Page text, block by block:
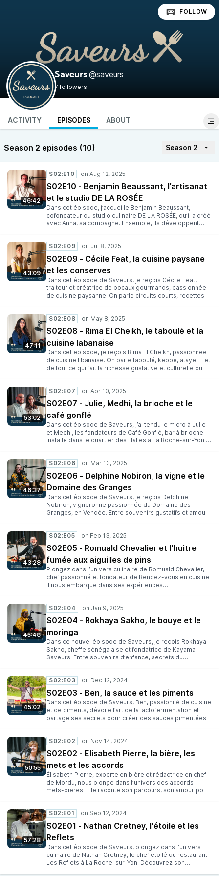
Saveurs @saveurs
7 followers
FOLLOW
ACTIVITY EPISODES ABOUT
Season 2 episodes (10) Season 2
46:42
S02:E10
S02E10 - Benjamin Beaussant, l’artisanat
et le studio DE LA ROSÉE
Dans cet épisode, j’accueille Benjamin Beaussant,
cofondateur du studio culinaire DE LA ROSÉE, qu’il a créé
avec Anna, sa compagne. Ensemble, ils développent
en scène photo et vidéo de recettes pour des marques,
chefs ou producteurs. Un duo inspirant, entre passion,
créativité, et quête de sens.
43:09
S02:E09
S02E09 - Cécile Feat, la cuisine paysane
et les conserves
Dans cet épisode de Saveurs, je reçois Cécile Feat,
traiteur et créatrice de bocaux gourmands, passionnée
de cuisine paysanne. On parle circuits courts, recettes
dans le terroir vendéen !
47:11
S02:E08
S02E08 - Rima El Cheikh, le taboulé et la
cuisine labanaise
Dans cet épisode, je reçois Rima El Cheikh, passionnée
de cuisine libanaise. On parle taboulé, kebbe, atayef… et
de tout ce qui fait la richesse gustative et culturelle du
culinaire.
53:02
S02:E07
S02E07 - Julie, Medhi, la brioche et le
café gonflé
Dans cet épisode de Saveurs, j’ai tendu le micro à Julie
et Medhi, les fondateurs de Café Gonflé, bar à brioche
installé dans le quartier des Halles à La Roche-sur-Yon.
spécialité. Une rencontre moelleuse, audacieuse… et
ultra gourmande !
46:37
S02:E06
S02E06 - Delphine Nobiron, la vigne et le
Domaine des Granges
Dans cet épisode de Saveurs, je reçois Delphine
Nobiron, vigneronne passionnée du Domaine des
Granges, en Vendée. Entre souvenirs gustatifs et amour
aux accords mets-vins en passant par les vendanges et
la transmission, cet épisode célèbre la passion du vin et
la richesse d’un terroir iodé. À vos papilles !
43:28
S02:E05
S02E05 - Romuald Chevalier et l'huitre
fumée aux aiguilles de pins
Plongez dans l’univers culinaire de Romuald Chevalier,
chef passionné et fondateur de Rendez-vous en cuisine.
Il nous embarque dans ses expériences
le terroir vendéen. Entre souvenirs d’enfance et
transmission du goût, il partage sa vision d’une
gastronomie authentique et conviviale. Un échange
savoureux à ne pas manquer !
45:48
S02:E04
S02E04 - Rokhaya Sakho, le bouye et le
moringa
Dans ce nouvel épisode de Saveurs, je reçois Rokhaya
Sakho, cheffe sénégalaise et fondatrice de Kayama
Saveurs. Entre souvenirs d’enfance, secrets du
saveurs, entre traditions et créativité. Prépare-toi à
saliver et à voyager au cœur de l’Afrique dans chaque
assiette.
45:02
S02:E03
S02E03 - Ben, la sauce et les piments
Dans cet épisode de Saveurs, Ben, passionné de cuisine
et de piments, dévoile l’art de la lactofermentation et
partage ses secrets pour créer des sauces pimentées
fermentation transforme les produits. Une plongée
épicée dans l’univers des sauces artisanales et des
accords gourmands.
50:55
S02:E02
S02E02 - Elisabeth Pierre, la bière, les
mets et les accords
Élisabeth Pierre, experte en bière et rédactrice en chef
de Mordu, nous plonge dans l’univers des accords
mets-bières. Elle raconte son parcours, son amour pour
conseils, elle encourage à découvrir les saveurs et à
marier les bières avec audace, des huîtres aux desserts,
pour un plaisir gustatif authentique.
57:28
S02:E01
S02E01 - Nathan Cretney, l'étoile et les
Reflets
Dans cet épisode de Saveurs, plongez dans l’univers
culinaire de Nathan Cretney, le chef étoilé du restaurant
Les Reflets à La Roche-sur-Yon. Découvrez son